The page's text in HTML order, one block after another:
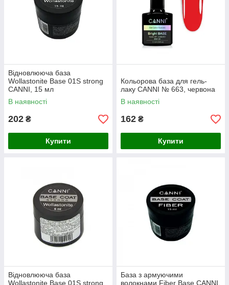
Відновлююча база
Wollastonite Base 01S strong
CANNI, 15 мл
В наявності
202 ₴
Купити
Кольорова база для гель-
лаку CANNI № 663, червона
В наявності
162 ₴
Купити
Відновлююча база
Wollastonite Base 01S strong
База з армуючими
волокнами Fiber Base CANNI,